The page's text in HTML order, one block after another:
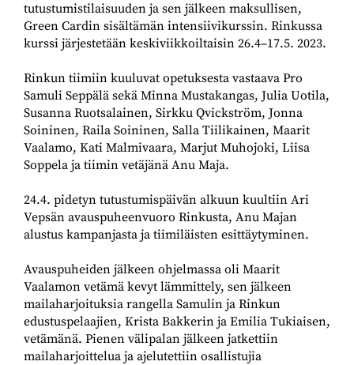
tutustumistilaisuuden ja sen jälkeen maksullisen,
Green Cardin sisältämän intensiivikurssin. Rinkussa
kurssi järjestetään keskiviikkoiltaisin 26.4–17.5. 2023.
Rinkun tiimiin kuuluvat opetuksesta vastaava Pro
Samuli Seppälä sekä Minna Mustakangas, Julia Uotila,
Susanna Ruotsalainen, Sirkku Qvickström, Jonna
Soininen, Raila Soininen, Salla Tiilikainen, Maarit
Vaalamo, Kati Malmivaara, Marjut Muhojoki, Liisa
Soppela ja tiimin vetäjänä Anu Maja.
24.4. pidetyn tutustumispäivän alkuun kuultiin Ari
Vepsän avauspuheenvuoro Rinkusta, Anu Majan
alustus kampanjasta ja tiimiläisten esittäytyminen.
Avauspuheiden jälkeen ohjelmassa oli Maarit
Vaalamon vetämä kevyt lämmittely, sen jälkeen
mailaharjoituksia rangella Samulin ja Rinkun
edustuspelaajien, Krista Bakkerin ja Emilia Tukiaisen,
vetämänä. Pienen välipalan jälkeen jatkettiin
mailaharjoittelua ja ajelutettiin osallistujia